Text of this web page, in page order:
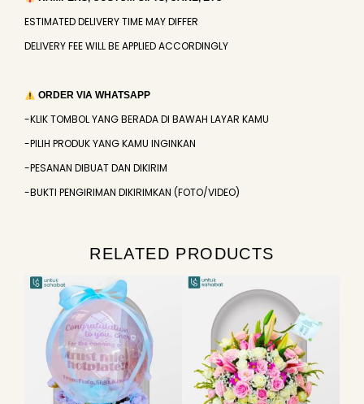
ESTIMATED DELIVERY TIME MAY DIFFER
DELIVERY FEE WILL BE APPLIED ACCORDINGLY
ORDER VIA WHATSAPP
-KLIK TOMBOL YANG BERADA DI BAWAH LAYAR KAMU
-PILIH PRODUK YANG KAMU INGINKAN
-PESANAN DIBUAT DAN DIKIRIM
-BUKTI PENGIRIMAN DIKIRIMKAN (FOTO/VIDEO)
RELATED PRODUCTS